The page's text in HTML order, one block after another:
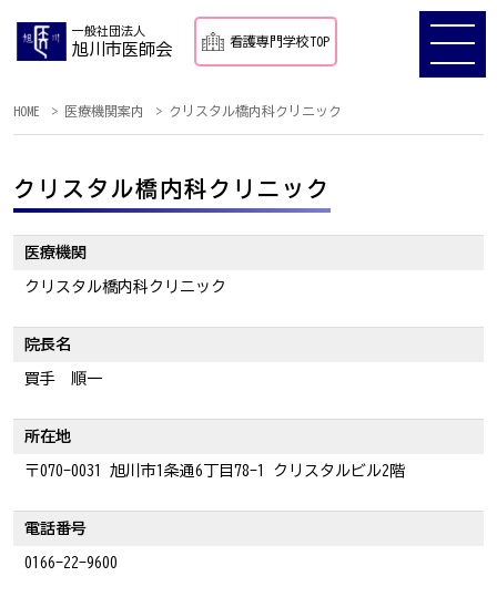
一般社団法人
旭川市医師会 看護専門学校TOP
HOME 医療機関案内 クリスタル橋内科クリニック
クリスタル橋内科クリニック
医療機関
クリスタル橋内科クリニック
院長名
買手 順一
所在地
〒070-0031 旭川市1条通6丁目78-1 クリスタルビル2階
電話番号
0166-22-9600